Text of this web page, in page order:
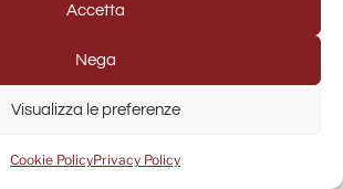
Accetta
Nega
Visualizza le preferenze
Cookie PolicyPrivacy Policy
loro di evolversi attraverso
Ricordo che quando